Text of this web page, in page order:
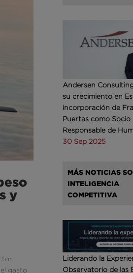
y
gasto
Andersen
su crecimiento en
incorporación de
Puertas como Socio
Responsable de
30 Sep 2025
MÁS NOTICIAS
INTELIGENCIA
COMPETITIVA
Liderando la
Observatorio de las